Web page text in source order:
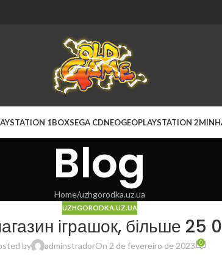
1BOXSEGA CDNEOGEOPLAYSTATION 2
Blog
Home uzhgorodka.uz.ua
UZHGORODKA.UZ.UA
іграшок, більше 25
by adminstradorOn 2 de fevereiro de 2023 0